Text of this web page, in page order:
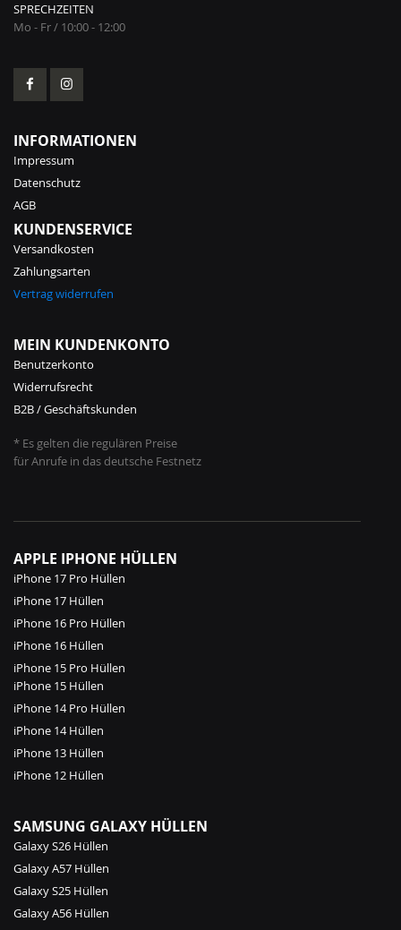
SPRECHZEITEN
Mo - Fr / 10:00 - 12:00
INFORMATIONEN
Impressum
Datenschutz
AGB
KUNDENSERVICE
Versandkosten
Zahlungsarten
Vertrag widerrufen
MEIN KUNDENKONTO
Benutzerkonto
Widerrufsrecht
B2B / Geschäftskunden
* Es gelten die regulären Preise
für Anrufe in das deutsche Festnetz
APPLE IPHONE HÜLLEN
iPhone 17 Pro Hüllen
iPhone 17 Hüllen
iPhone 16 Pro Hüllen
iPhone 16 Hüllen
iPhone 15 Pro Hüllen
iPhone 15 Hüllen
iPhone 14 Pro Hüllen
iPhone 14 Hüllen
iPhone 13 Hüllen
iPhone 12 Hüllen
SAMSUNG GALAXY HÜLLEN
Galaxy S26 Hüllen
Galaxy A57 Hüllen
Galaxy S25 Hüllen
Galaxy A56 Hüllen